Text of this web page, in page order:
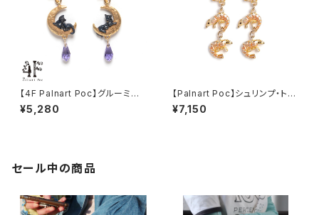
【4F Palnart Poc】グルーミン
グムーンピアス
¥5,280
【Palnart Poc】シュリンプ・トリ
オピアス
¥7,150
セール中の商品